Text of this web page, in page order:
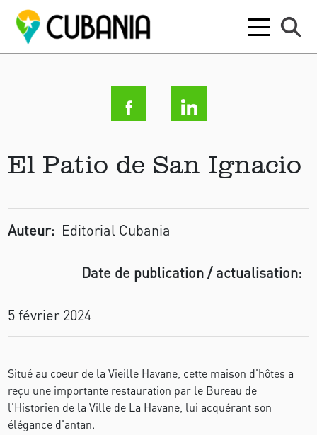
El Patio de San Ignacio
Auteur: Editorial Cubania
Date de publication / actualisation:
5 février 2024
Situé au coeur de la Vieille Havane, cette maison d'hôtes a
reçu une importante restauration par le Bureau de
l'Historien de la Ville de La Havane, lui acquérant son
élégance d'antan.